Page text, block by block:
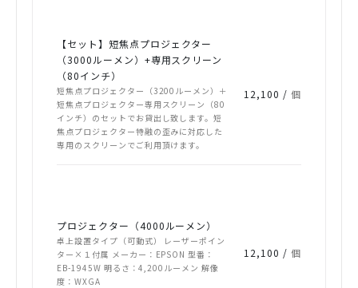
【セット】短焦点プロジェクター
（3000ルーメン）+専用スクリーン
（80インチ）
短焦点プロジェクター（3200ルーメン）＋
短焦点プロジェクター専用スクリーン（80
インチ）のセットでお貸出し致します。短
焦点プロジェクター特融の歪みに対応した
専用のスクリーンでご利用頂けます。
12,100 /個
プロジェクター（4000ルーメン）
卓上設置タイプ（可動式） レーザーポイン
ター×１付属 メーカー：EPSON 型番：
EB-1945W 明るさ：4,200ルーメン 解像
度：WXGA
12,100 /個